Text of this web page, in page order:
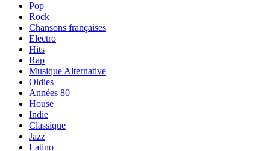
Pop
Rock
Chansons françaises
Electro
Hits
Rap
Musique Alternative
Oldies
Années 80
House
Indie
Classique
Jazz
Latino